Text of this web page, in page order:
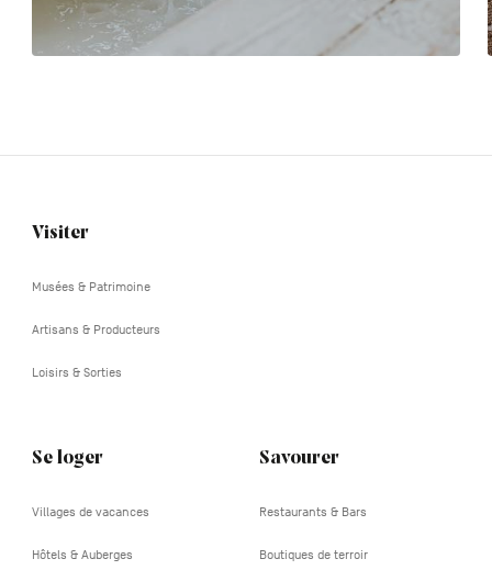
Navigation
Visiter
Musées & Patrimoine
Artisans & Producteurs
Loisirs & Sorties
Se loger
Villages de vacances
Hôtels & Auberges
Savourer
Restaurants & Bars
Boutiques de terroir